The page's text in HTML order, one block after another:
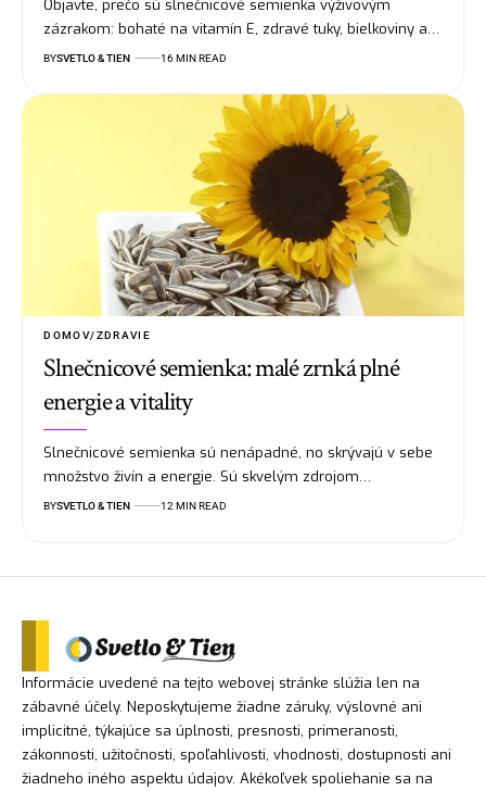
Objavte, prečo sú slnečnicové semienka výživovým
zázrakom: bohaté na vitamín E, zdravé tuky, bielkoviny a…
BYSVETLO & TIEN 16 MIN READ
DOMOV/ZDRAVIE
Slnečnicové semienka: malé zrnká plné
energie a vitality
Slnečnicové semienka sú nenápadné, no skrývajú v sebe
množstvo živín a energie. Sú skvelým zdrojom…
BYSVETLO & TIEN 12 MIN READ
Informácie uvedené na tejto webovej stránke slúžia len na
zábavné účely. Neposkytujeme žiadne záruky, výslovné ani
implicitné, týkajúce sa úplnosti, presnosti, primeranosti,
zákonnosti, užitočnosti, spoľahlivosti, vhodnosti, dostupnosti ani
žiadneho iného aspektu údajov. Akékoľvek spoliehanie sa na